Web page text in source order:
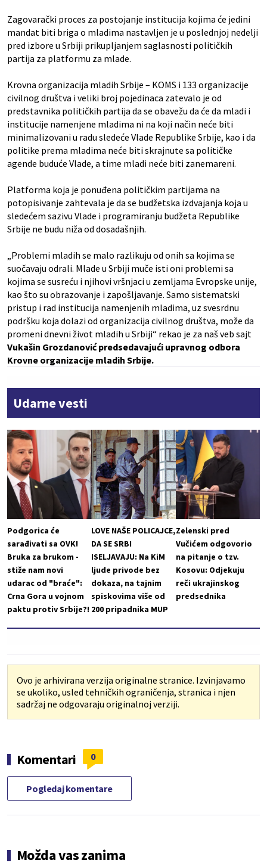
Zagovarački proces za postojanje institucija kojima će jedini
mandat biti briga o mladima nastavljen je u poslednjoj nedelji
pred izbore u Srbiji prikupljanjem saglasnosti političkih
partija za platformu za mlade.
Krovna organizacija mladih Srbije – KOMS i 133 organizacije
civilnog društva i veliki broj pojedinaca zatevalo je od
predstavnika političkih partija da se obavežu da će da mladi i
institucije namenjene mladima ni na koji način neće biti
minimalizovani u radu sledeće Vlade Republike Srbije, kao i da
politike prema mladima neće biti skrajnute sa političke
agende buduće Vlade, a time mladi neće biti zanemareni.
Platforma koja je ponuđena političkim partijama na
potopisivanje zahtevala je da se budžetska izdvajanja koja u
sledećem sazivu Vlade i programiranju budžeta Republike
Srbije ne budu niža od dosadašnjih.
„Problemi mladih se malo razlikuju od onih sa kojima se
suočavaju odrali. Mlade u Srbiji muče isti oni problemi sa
kojima se susreću i njihovi vršnjaci u zemljama Evropske unije,
kao što su obrazovanje i zapošljavanje. Samo sistematski
pristup i rad institucija namenjenih mladima, uz svesrdnu
podršku koja dolazi od organizacija civilnog društva, može da
promeni dnevni život mladih u Srbiji“ rekao je za naš veb sajt
Vukašin Grozdanović predsedavajući upravnog odbora
Krovne organizacije mladih Srbije.
Udarne vesti
Podgorica će
sarađivati sa OVK!
Bruka za brukom -
stiže nam novi
udarac od "braće":
Crna Gora u vojnom
paktu protiv Srbije?!
LOVE NAŠE POLICAJCE,
DA SE SRBI
ISELJAVAJU: Na KiM
ljude privode bez
dokaza, na tajnim
spiskovima više od
200 pripadnika MUP
Zelenski pred
Vučićem odgovorio
na pitanje o tzv.
Kosovu: Odjekuju
reči ukrajinskog
predsednika
Ovo je arhivirana verzija originalne stranice. Izvinjavamo
se ukoliko, usled tehničkih ograničenja, stranica i njen
sadržaj ne odgovaraju originalnoj verziji.
Komentari 0
Pogledaj komentare
Možda vas zanima